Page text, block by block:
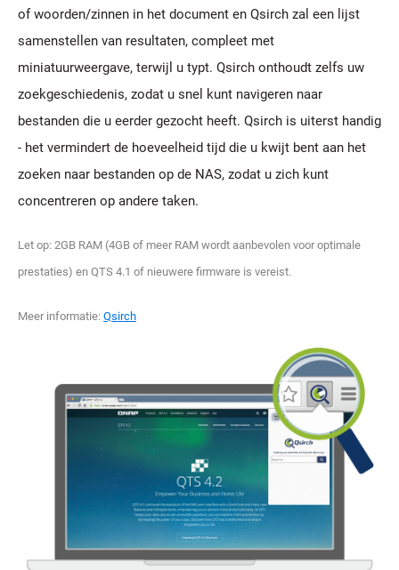
of woorden/zinnen in het document en Qsirch zal een lijst
samenstellen van resultaten, compleet met
miniatuurweergave, terwijl u typt. Qsirch onthoudt zelfs uw
zoekgeschiedenis, zodat u snel kunt navigeren naar
bestanden die u eerder gezocht heeft. Qsirch is uiterst handig
- het vermindert de hoeveelheid tijd die u kwijt bent aan het
zoeken naar bestanden op de NAS, zodat u zich kunt
concentreren op andere taken.
Let op: 2GB RAM (4GB of meer RAM wordt aanbevolen voor optimale
prestaties) en QTS 4.1 of nieuwere firmware is vereist.
Meer informatie: Qsirch